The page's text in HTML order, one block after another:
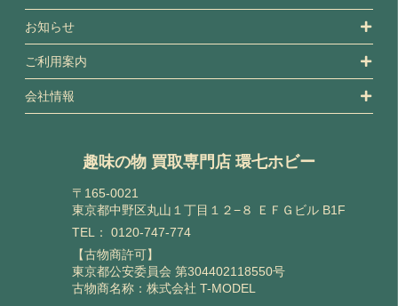
お知らせ
ご利用案内
会社情報
趣味の物 買取専門店 環七ホビー
〒165-0021
東京都中野区丸山１丁目１２−８ ＥＦＧビル B1F
TEL： 0120-747-774
【古物商許可】
東京都公安委員会 第304402118550号
古物商名称：株式会社 T-MODEL